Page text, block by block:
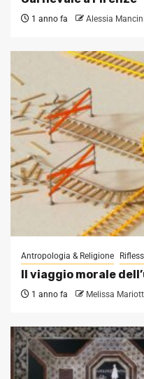
1 anno fa Alessia Mancini
Antropologia & Religione
Il viaggio morale
1 anno fa Melissa